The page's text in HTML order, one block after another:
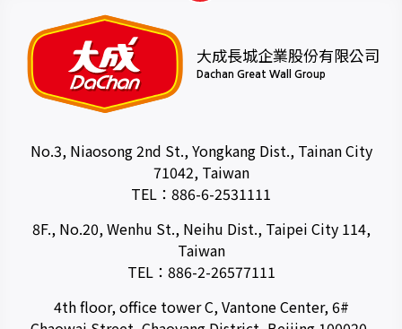
大成長城企業股份有限公司
Dachan Great Wall Group
No.3, Niaosong 2nd St., Yongkang Dist., Tainan City
71042, Taiwan
TEL： 886-6-2531111
8F., No.20, Wenhu St., Neihu Dist., Taipei City 114,
Taiwan
TEL： 886-2-26577111
4th floor, office tower C, Vantone Center, 6#